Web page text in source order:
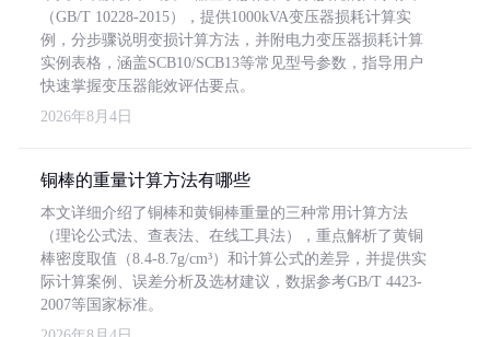
（GB/T 10228-2015），提供1000kVA变压器损耗计算实
例，分步骤说明变损计算方法，并附电力变压器损耗计算
实例表格，涵盖SCB10/SCB13等常见型号参数，指导用户
快速掌握变压器能效评估要点。
2026年8月4日
铜棒的重量计算方法有哪些
本文详细介绍了铜棒和黄铜棒重量的三种常用计算方法
（理论公式法、查表法、在线工具法），重点解析了黄铜
棒密度取值（8.4-8.7g/cm³）和计算公式的差异，并提供实
际计算案例、误差分析及选材建议，数据参考GB/T 4423-
2007等国家标准。